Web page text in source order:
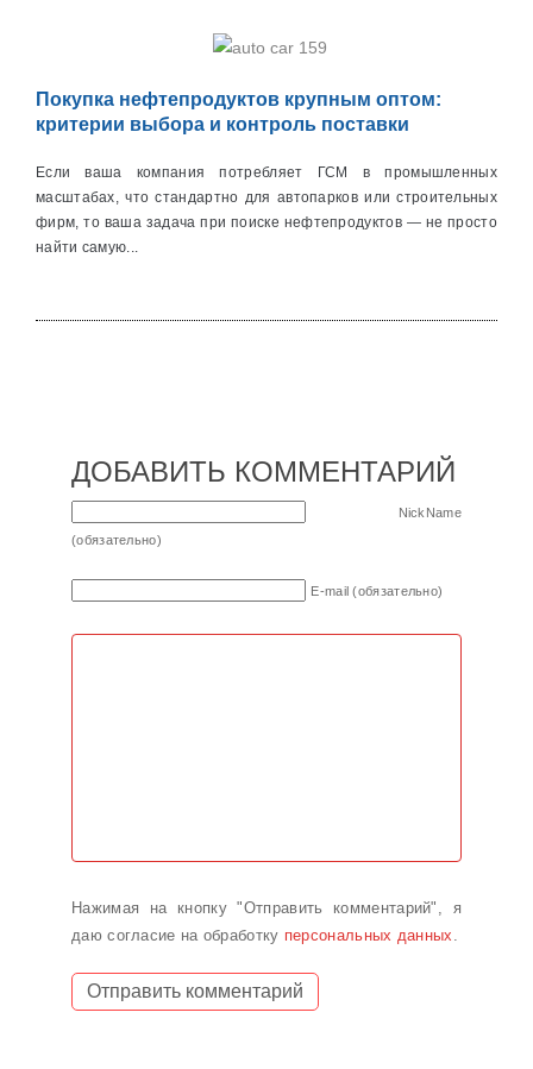
Покупка нефтепродуктов крупным оптом:
критерии выбора и контроль поставки
Если ваша компания потребляет ГСМ в промышленных
масштабах, что стандартно для автопарков или строительных
фирм, то ваша задача при поиске нефтепродуктов — не просто
найти самую...
ДОБАВИТЬ КОММЕНТАРИЙ
NickName
(обязательно)
E-mail (обязательно)
Нажимая на кнопку "Отправить комментарий", я
даю согласие на обработку персональных данных .